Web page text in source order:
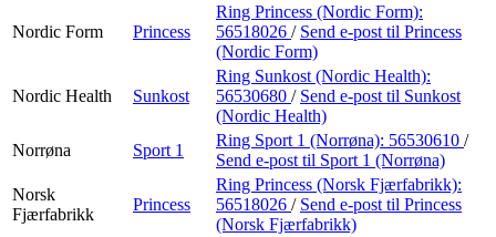
Nordic Form Princess
Ring Princess (Nordic Form):
56518026 / Send e-post til Princess
(Nordic Form)
Nordic Health Sunkost
Ring Sunkost (Nordic Health):
56530680 / Send e-post til Sunkost
(Nordic Health)
Norrøna
Sport 1
Ring Sport 1 (Norrøna): 56530610 /
Send e-post til Sport 1 (Norrøna)
Norsk
Fjærfabrikk
Princess
Ring Princess (Norsk Fjærfabrikk):
56518026 / Send e-post til Princess
(Norsk Fjærfabrikk)